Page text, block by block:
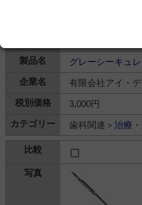
グレーシーキュ
有限会社アイ・デ
3,000円
歯科関連＞ 治療